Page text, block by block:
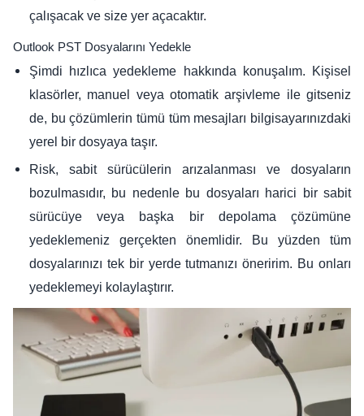
çalışacak ve size yer açacaktır.
Outlook PST Dosyalarını Yedekle
Şimdi hızlıca yedekleme hakkında konuşalım. Kişisel
klasörler, manuel veya otomatik arşivleme ile gitseniz
de, bu çözümlerin tümü tüm mesajları bilgisayarınızdaki
yerel bir dosyaya taşır.
Risk, sabit sürücülerin arızalanması ve dosyaların
bozulmasıdır, bu nedenle bu dosyaları harici bir sabit
sürücüye veya başka bir depolama çözümüne
yedeklemeniz gerçekten önemlidir. Bu yüzden tüm
dosyalarınızı tek bir yerde tutmanızı öneririm. Bu onları
yedeklemeyi kolaylaştırır.